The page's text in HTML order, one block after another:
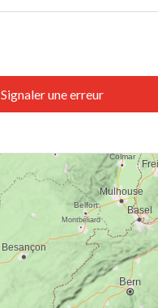
Signaler une erreur